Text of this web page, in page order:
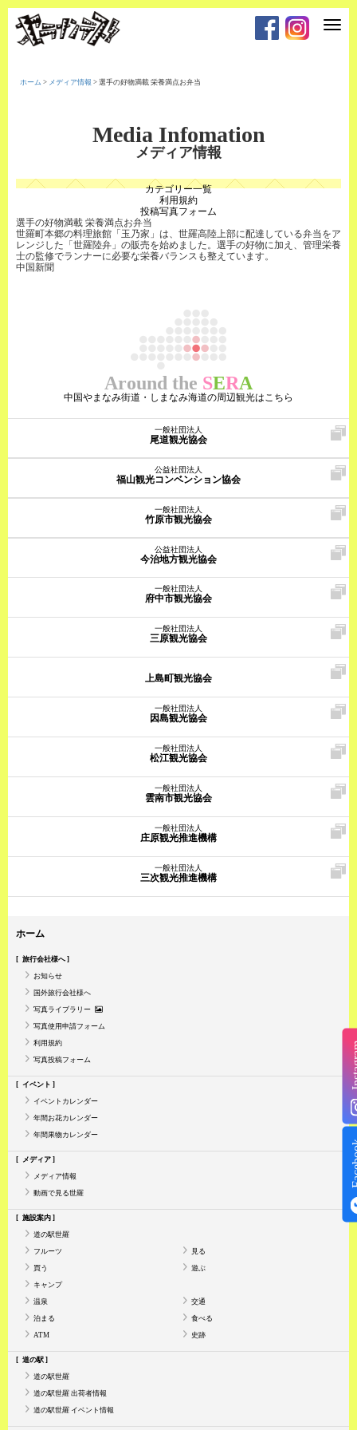
T
o
n
ホーム > メディア情報 > 選手の好物満載 栄養満点お弁当
Media Infomation
メディア情報
カテゴリー一覧
利用規約
投稿写真フォーム
選手の好物満載 栄養満点お弁当
世羅町本郷の料理旅館「玉乃家」は、世羅高陸上部に配達している弁当をア
レンジした「世羅陸弁」の販売を始めました。選手の好物に加え、管理栄養
士の監修でランナーに必要な栄養バランスも整えています。
中国新聞
Around the SERA
中国やまなみ街道・しまなみ海道の周辺観光はこちら
一般社団法人
尾道観光協会
公益社団法人
福山観光コンベンション協会
一般社団法人
竹原市観光協会
公益社団法人
今治地方観光協会
一般社団法人
府中市観光協会
一般社団法人
三原観光協会
上島町観光協会
一般社団法人
因島観光協会
一般社団法人
松江観光協会
一般社団法人
雲南市観光協会
一般社団法人
庄原観光推進機構
一般社団法人
三次観光推進機構
ホーム
旅行会社様へ
お知らせ
国外旅行会社様へ
写真ライブラリー
写真使用申請フォーム
利用規約
写真投稿フォーム
イベント
イベントカレンダー
年間お花カレンダー
年間果物カレンダー
メディア
メディア情報
動画で見る世羅
施設案内
道の駅世羅
フルーツ 見る
買う 遊ぶ
キャンプ
温泉 交通
泊まる 食べる
ATM 史跡
道の駅
道の駅世羅
道の駅世羅 出荷者情報
道の駅世羅 イベント情報